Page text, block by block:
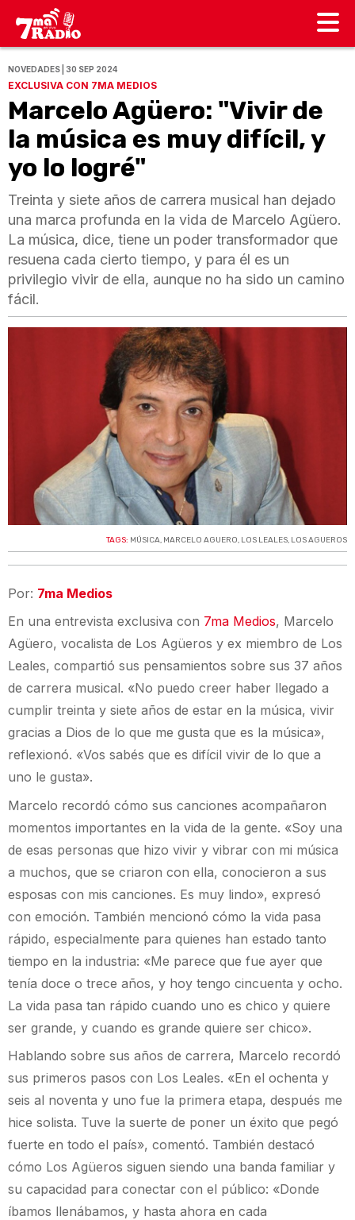
NOVEDADES | 30 SEP 2024
EXCLUSIVA CON 7MA MEDIOS
Marcelo Agüero: "Vivir de
la música es muy difícil, y
yo lo logré"
Treinta y siete años de carrera musical han dejado
una marca profunda en la vida de Marcelo Agüero.
La música, dice, tiene un poder transformador que
resuena cada cierto tiempo, y para él es un
privilegio vivir de ella, aunque no ha sido un camino
fácil.
TAGS: MÚSICA, MARCELO AGUERO, LOS LEALES, LOS AGUEROS
Por: 7ma Medios
En una entrevista exclusiva con 7ma Medios, Marcelo
Agüero, vocalista de Los Agüeros y ex miembro de Los
Leales, compartió sus pensamientos sobre sus 37 años
de carrera musical. «No puedo creer haber llegado a
cumplir treinta y siete años de estar en la música, vivir
gracias a Dios de lo que me gusta que es la música»,
reflexionó. «Vos sabés que es difícil vivir de lo que a
uno le gusta».
Marcelo recordó cómo sus canciones acompañaron
momentos importantes en la vida de la gente. «Soy una
de esas personas que hizo vivir y vibrar con mi música
a muchos, que se criaron con ella, conocieron a sus
esposas con mis canciones. Es muy lindo», expresó
con emoción. También mencionó cómo la vida pasa
rápido, especialmente para quienes han estado tanto
tiempo en la industria: «Me parece que fue ayer que
tenía doce o trece años, y hoy tengo cincuenta y ocho.
La vida pasa tan rápido cuando uno es chico y quiere
ser grande, y cuando es grande quiere ser chico».
Hablando sobre sus años de carrera, Marcelo recordó
sus primeros pasos con Los Leales. «En el ochenta y
seis al noventa y uno fue la primera etapa, después me
hice solista. Tuve la suerte de poner un éxito que pegó
fuerte en todo el país», comentó. También destacó
cómo Los Agüeros siguen siendo una banda familiar y
su capacidad para conectar con el público: «Donde
íbamos llenábamos, y hasta ahora en cada